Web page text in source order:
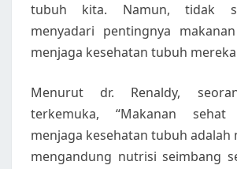
tubuh kita. Namun, tidak
menyadari pentingnya
menjaga kesehatan tubuh
Menurut dr. Renaldy,
terkemuka, “Makanan
menjaga kesehatan tubuh adalah
mengandung nutrisi seimbang